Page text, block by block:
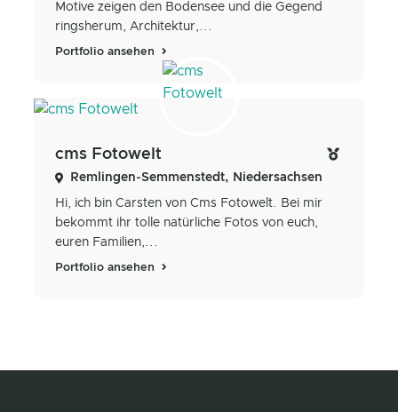
Motive zeigen den Bodensee und die Gegend
ringsherum, Architektur,...
Portfolio ansehen
cms Fotowelt
Remlingen-Semmenstedt, Niedersachsen
Hi, ich bin Carsten von Cms Fotowelt. Bei mir
bekommt ihr tolle natürliche Fotos von euch,
euren Familien,...
Portfolio ansehen